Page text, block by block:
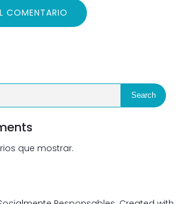
Search
que mostrar.